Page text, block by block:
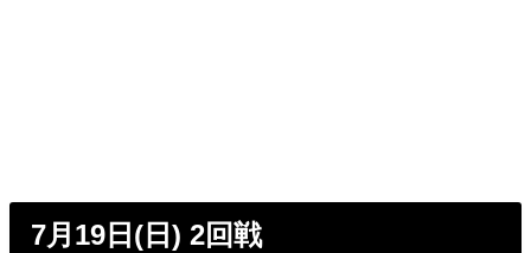
7月19日(日) 2回戦